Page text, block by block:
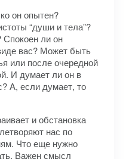
он опытен?
“души и тела”?
ли он
вас? Может быть
или после очередной
И думает ли он в
А, если думает, то
и обстановка
нас по
Что еще нужно
Важен смысл